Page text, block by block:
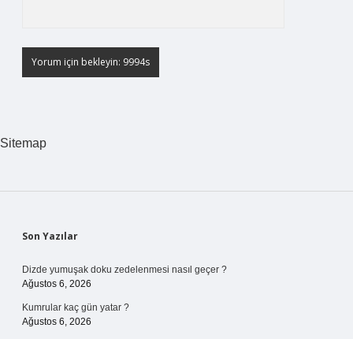
Sitemap
Sidebar
Son Yazılar
Dizde yumuşak doku zedelenmesi nasıl geçer ?
Ağustos 6, 2026
Kumrular kaç gün yatar ?
Ağustos 6, 2026